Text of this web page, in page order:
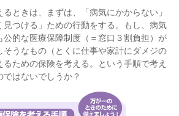
ときは、まずは、「病気にかからない」
見つける」ための行動をする。もし、病気
的な医療保障制度（＝窓口３割負担）が
そうなもの（とくに仕事や家計にダメジの
ための保険を考える。という手順で考え
はないでしうか？